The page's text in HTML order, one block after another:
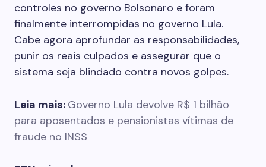
controles no governo Bolsonaro e foram
finalmente interrompidas no governo Lula.
Cabe agora aprofundar as responsabilidades,
punir os reais culpados e assegurar que o
sistema seja blindado contra novos golpes.
Leia mais: Governo Lula devolve R$ 1 bilhão
para aposentados e pensionistas vítimas de
fraude no INSS